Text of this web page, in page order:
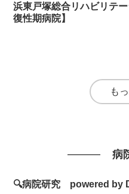
浜東戸塚総合リハビリテ
復性期病院】
も
病
🔍病院研究 powered by